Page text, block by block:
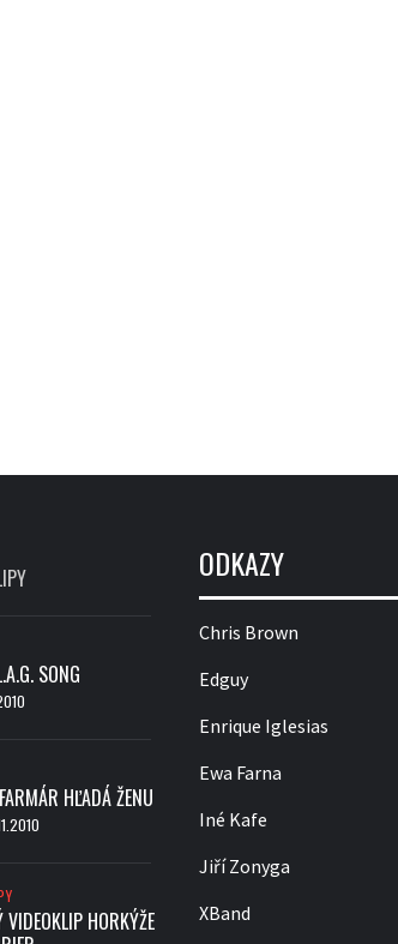
SONG
HĽADÁ ŽENU
HORKÝŽE
ODKAZY
Chris Brown
Edguy
Enrique Iglesias
Ewa Farna
Iné Kafe
Jiří Zonyga
XBand